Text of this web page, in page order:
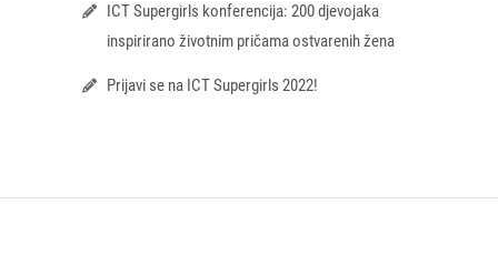
ICT Supergirls konferencija: 200 djevojaka
inspirirano životnim pričama ostvarenih žena
Prijavi se na ICT Supergirls 2022!